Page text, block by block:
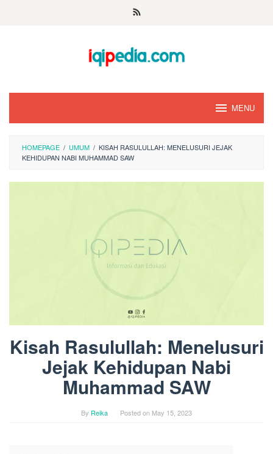
MENU
HOMEPAGE / UMUM / KISAH RASULULLAH: MENELUSURI JEJAK
KEHIDUPAN NABI MUHAMMAD SAW
Kisah Rasulullah: Menelusuri
Jejak Kehidupan Nabi
Muhammad SAW
By Reika Posted on May 15, 2023